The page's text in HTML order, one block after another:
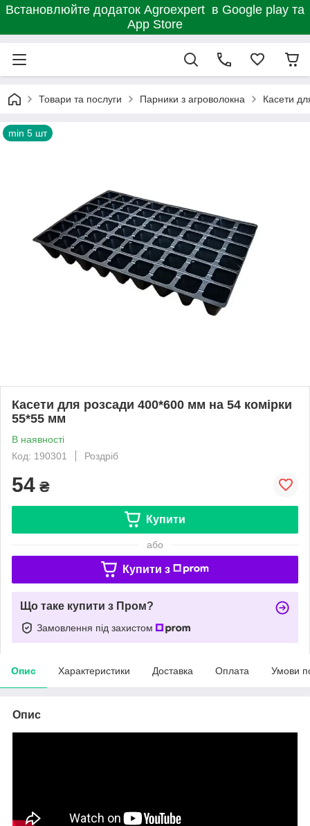
Встановлюйте додаток Agroexpert в Google play та
App Store
Товари та послуги Парники з агроволокна Касети
min 5 шт
Касети для розсади 400*600 мм на 54 комірки
55*55 мм
В наявності
Код: 190301
Роздріб
54 ₴
Купити
або
Купити з
Що таке купити з Пром?
Замовлення під захистом
Опис Характеристики Доставка Оплата Умови
Опис